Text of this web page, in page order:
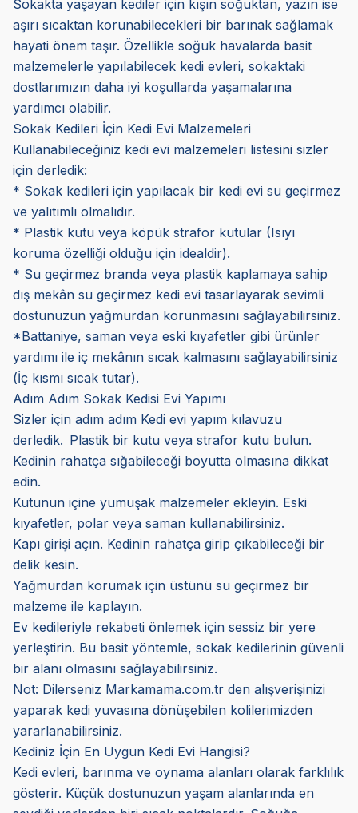
Sokakta yaşayan kediler için kışın soğuktan, yazın ise
aşırı sıcaktan korunabilecekleri bir barınak sağlamak
hayati önem taşır. Özellikle soğuk havalarda basit
malzemelerle yapılabilecek kedi evleri, sokaktaki
dostlarımızın daha iyi koşullarda yaşamalarına
yardımcı olabilir.
Sokak Kedileri İçin Kedi Evi Malzemeleri
Kullanabileceğiniz kedi evi malzemeleri listesini sizler
için derledik:
* Sokak kedileri için yapılacak bir kedi evi su geçirmez
ve yalıtımlı olmalıdır.
* Plastik kutu veya köpük strafor kutular (Isıyı
koruma özelliği olduğu için idealdir).
* Su geçirmez branda veya plastik kaplamaya sahip
dış mekân su geçirmez kedi evi tasarlayarak sevimli
dostunuzun yağmurdan korunmasını sağlayabilirsiniz.
*Battaniye, saman veya eski kıyafetler gibi ürünler
yardımı ile iç mekânın sıcak kalmasını sağlayabilirsiniz
(İç kısmı sıcak tutar).
Adım Adım Sokak Kedisi Evi Yapımı
Sizler için adım adım Kedi evi yapım kılavuzu
derledik. Plastik bir kutu veya strafor kutu bulun.
Kedinin rahatça sığabileceği boyutta olmasına dikkat
edin.
Kutunun içine yumuşak malzemeler ekleyin. Eski
kıyafetler, polar veya saman kullanabilirsiniz.
Kapı girişi açın. Kedinin rahatça girip çıkabileceği bir
delik kesin.
Yağmurdan korumak için üstünü su geçirmez bir
malzeme ile kaplayın.
Ev kedileriyle rekabeti önlemek için sessiz bir yere
yerleştirin. Bu basit yöntemle, sokak kedilerinin güvenli
bir alanı olmasını sağlayabilirsiniz.
Not: Dilerseniz Markamama.com.tr den alışverişinizi
yaparak kedi yuvasına dönüşebilen kolilerimizden
yararlanabilirsiniz.
Kediniz İçin En Uygun Kedi Evi Hangisi?
Kedi evleri, barınma ve oynama alanları olarak farklılık
gösterir. Küçük dostunuzun yaşam alanlarında en